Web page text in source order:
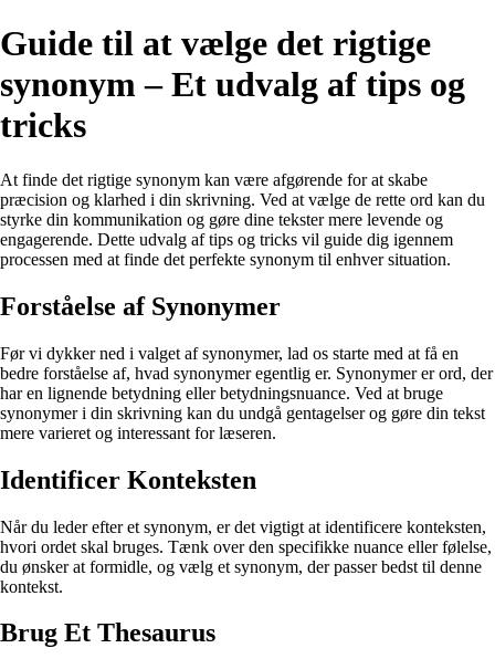
Guide til at vælge det rigtige
synonym – Et udvalg af tips og
tricks
At finde det rigtige synonym kan være afgørende for at skabe
præcision og klarhed i din skrivning. Ved at vælge de rette ord kan du
styrke din kommunikation og gøre dine tekster mere levende og
engagerende. Dette udvalg af tips og tricks vil guide dig igennem
processen med at finde det perfekte synonym til enhver situation.
Forståelse af Synonymer
Før vi dykker ned i valget af synonymer, lad os starte med at få en
bedre forståelse af, hvad synonymer egentlig er. Synonymer er ord, der
har en lignende betydning eller betydningsnuance. Ved at bruge
synonymer i din skrivning kan du undgå gentagelser og gøre din tekst
mere varieret og interessant for læseren.
Identificer Konteksten
Når du leder efter et synonym, er det vigtigt at identificere konteksten,
hvori ordet skal bruges. Tænk over den specifikke nuance eller følelse,
du ønsker at formidle, og vælg et synonym, der passer bedst til denne
kontekst.
Brug Et Thesaurus